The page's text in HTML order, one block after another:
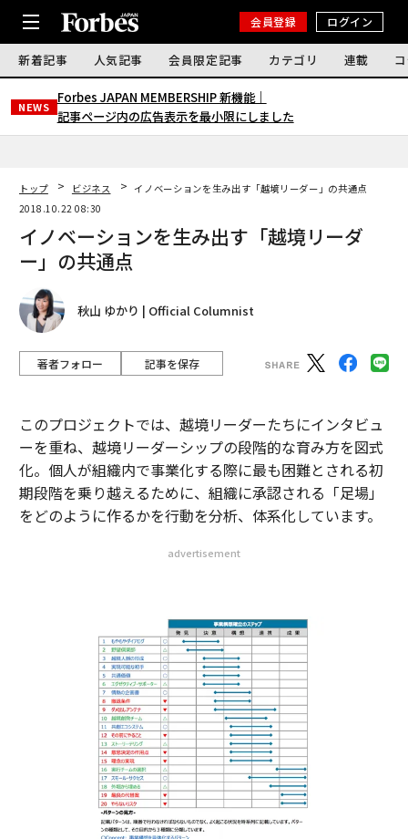
会員登録 ログイン
新着記事 人気記事 会員限定記事 カテゴリ 連載
NEWS
Forbes JAPAN MEMBERSHIP 新機能｜
記事ページ内の広告表示を最小限にしました
トップ ビジネス
イノベーションを生み出す「越境リーダー」の共通点
2018.10.22 08:30
イノベーションを生み出す「越境リーダ
ー」の共通点
秋山 ゆかり | Official Columnist
著者フォロー 記事を保存
このプロジェクトでは、越境リーダーたちにインタビュ
ーを重ね、越境リーダーシップの段階的な育み方を図式
化。個人が組織内で事業化する際に最も困難とされる初
期段階を乗り越えるために、組織に承認される「足場」
をどのように作るかを行動を分析、体系化しています。
advertisement